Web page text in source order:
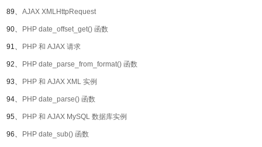
89、 AJAX XMLHttpRequest
90、 PHP date_offset_get() 函数
91、 PHP 和 AJAX 请求
92、 PHP date_parse_from_format() 函数
93、 PHP 和 AJAX XML 实例
94、 PHP date_parse() 函数
95、 PHP 和 AJAX MySQL 数据库实例
96、 PHP date_sub() 函数